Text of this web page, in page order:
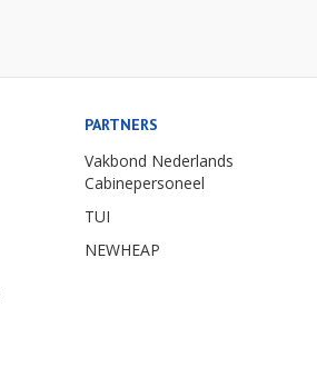
PARTNERS
Vakbond Nederlands
Cabinepersoneel
TUI
NEWHEAP